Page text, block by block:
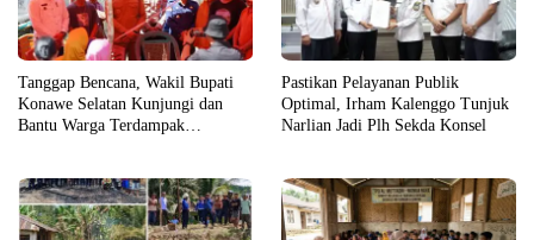
Tanggap Bencana, Wakil Bupati
Konawe Selatan Kunjungi dan
Bantu Warga Terdampak
Pastikan Pelayanan Publik
Optimal, Irham Kalenggo Tunjuk
Narlian Jadi Plh Sekda Konsel